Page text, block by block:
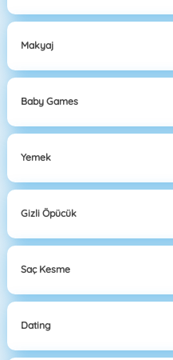
Makyaj
Baby Games
Yemek
Gizli Öpücük
Saç Kesme
Dating